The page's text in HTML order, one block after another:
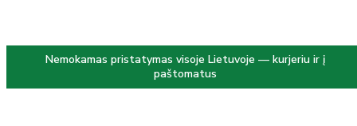
Nemokamas pristatymas visoje Lietuvoje — kurjeriu ir į
paštomatus